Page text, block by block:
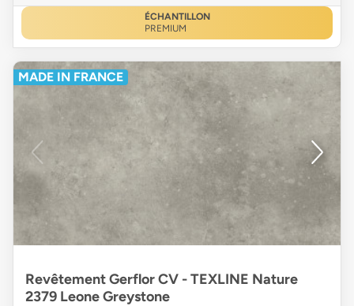
ÉCHANTILLON
PREMIUM
MADE IN FRANCE
Revêtement Gerflor CV - TEXLINE Nature
2379 Leone Greystone